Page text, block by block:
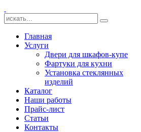
Главная
Услуги
Двери для шкафов-купе
Фартуки для кухни
Установка стеклянных
изделий
Каталог
Наши работы
Прайс-лист
Статьи
Контакты